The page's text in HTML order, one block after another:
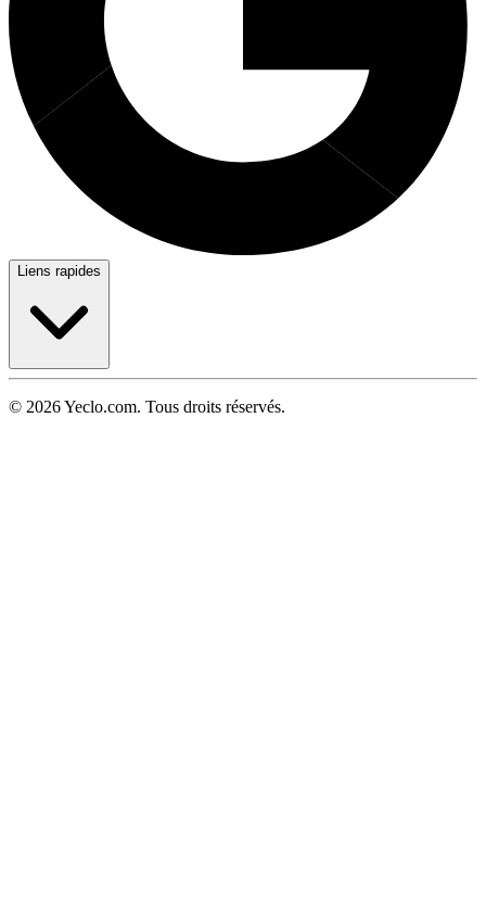
Liens rapides
© 2026 Yeclo.com. Tous droits réservés.